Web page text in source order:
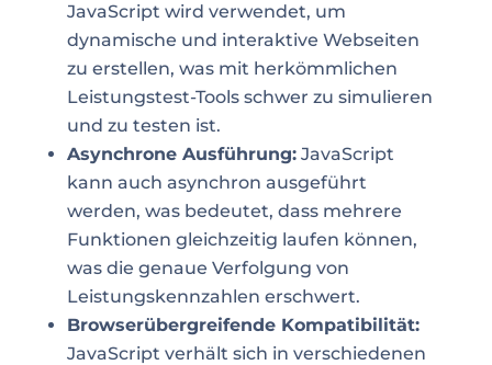
JavaScript wird verwendet, um
dynamische und interaktive Webseiten
zu erstellen, was mit herkömmlichen
Leistungstest-Tools schwer zu simulieren
und zu testen ist.
Asynchrone Ausführung:JavaScript
kann auch asynchron ausgeführt
werden, was bedeutet, dass mehrere
Funktionen gleichzeitig laufen können,
was die genaue Verfolgung von
Leistungskennzahlen erschwert.
Browserübergreifende Kompatibilität:
JavaScript verhält sich in verschiedenen